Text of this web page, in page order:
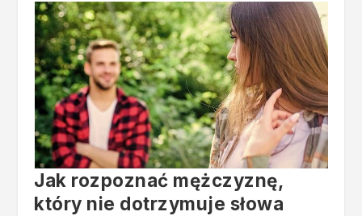
Jak rozpoznać mężczyznę,
który nie dotrzymuje słowa